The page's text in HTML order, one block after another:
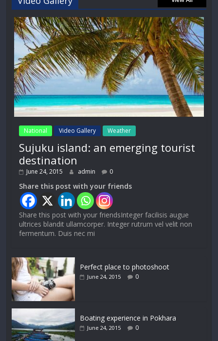
National Video Gallery Weather
Sujuku island: an emerging tourist
destination
June 24, 2015 admin 0
Share this post with your friends
Share this post with your friendsInteger facilisis augue
ultrices blandit ullamcorper. Integer rutrum vel velit non
fermentum. Duis nec mi
Perfect place to photoshoot
June 24, 2015 0
Boating experience in Pokhara
June 24, 2015 0